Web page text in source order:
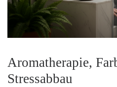
Aromatherapie,
Stressabbau